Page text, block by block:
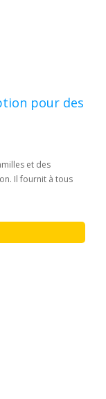
pour des
et des
Il fournit à tous